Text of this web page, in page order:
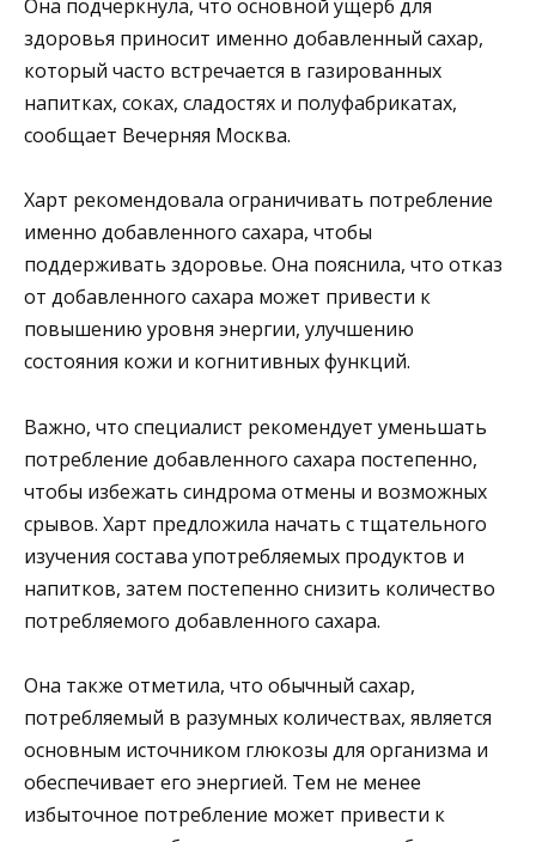
Она подчеркнула, что основной ущерб для
здоровья приносит именно добавленный сахар,
который часто встречается в газированных
напитках, соках, сладостях и полуфабрикатах,
сообщает Вечерняя Москва.
Харт рекомендовала ограничивать потребление
именно добавленного сахара, чтобы
поддерживать здоровье. Она пояснила, что отказ
от добавленного сахара может привести к
повышению уровня энергии, улучшению
состояния кожи и когнитивных функций.
Важно, что специалист рекомендует уменьшать
потребление добавленного сахара постепенно,
чтобы избежать синдрома отмены и возможных
срывов. Харт предложила начать с тщательного
изучения состава употребляемых продуктов и
напитков, затем постепенно снизить количество
потребляемого добавленного сахара.
Она также отметила, что обычный сахар,
потребляемый в разумных количествах, является
основным источником глюкозы для организма и
обеспечивает его энергией. Тем не менее
избыточное потребление может привести к